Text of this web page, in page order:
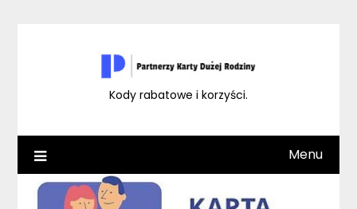
Kody rabatowe i korzyści.
Menu